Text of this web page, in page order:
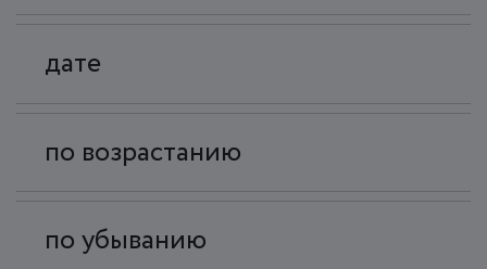
дате
по возрастанию
по убыванию